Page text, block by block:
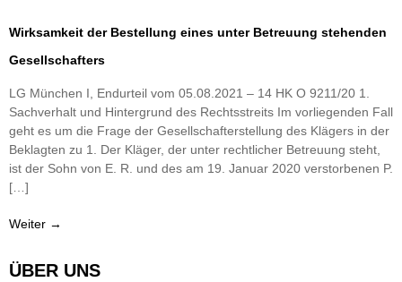
Wirksamkeit der Bestellung eines unter Betreuung stehenden
Gesellschafters
LG München I, Endurteil vom 05.08.2021 – 14 HK O 9211/20 1.
Sachverhalt und Hintergrund des Rechtsstreits Im vorliegenden Fall
geht es um die Frage der Gesellschafterstellung des Klägers in der
Beklagten zu 1. Der Kläger, der unter rechtlicher Betreuung steht,
ist der Sohn von E. R. und des am 19. Januar 2020 verstorbenen P.
[…]
Weiter →
ÜBER UNS